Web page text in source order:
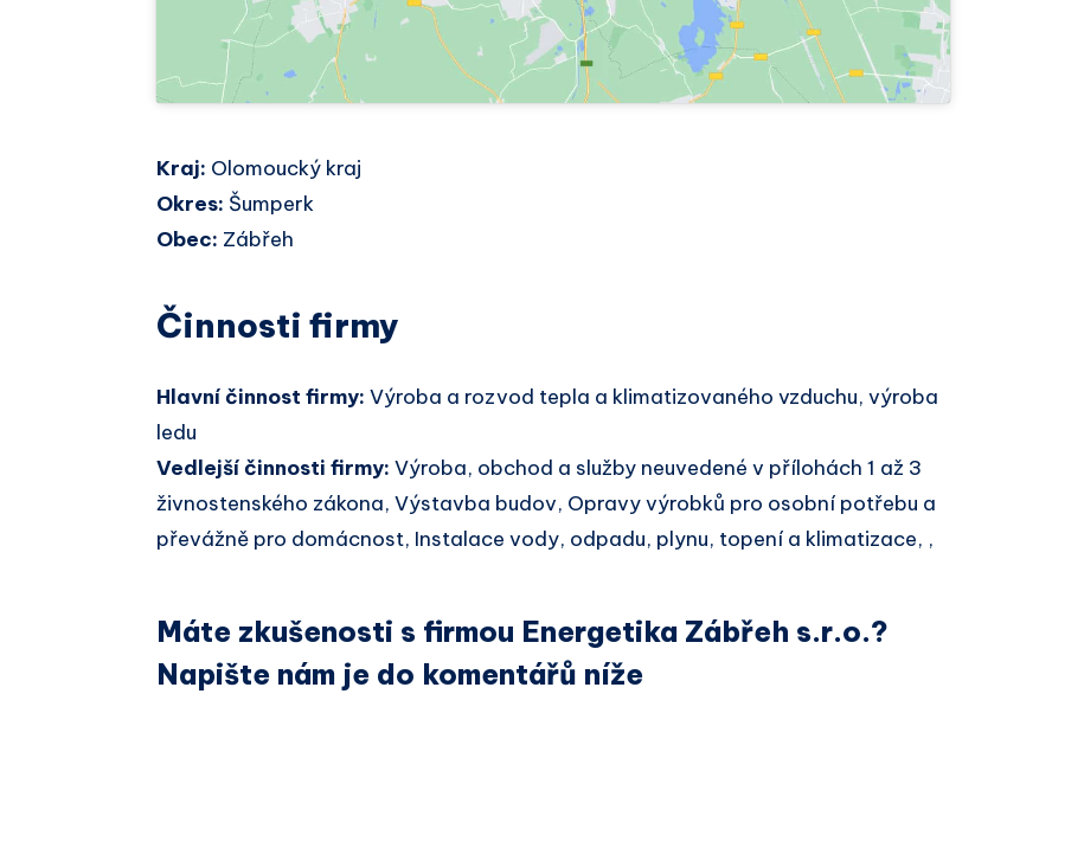
Kraj: Olomoucký kraj
Okres: Šumperk
Obec: Zábřeh
Činnosti firmy
Hlavní činnost firmy: Výroba a rozvod tepla a klimatizovaného vzduchu, výroba
ledu
Vedlejší činnosti firmy: Výroba, obchod a služby neuvedené v přílohách 1 až 3
živnostenského zákona, Výstavba budov, Opravy výrobků pro osobní potřebu a
převážně pro domácnost, Instalace vody, odpadu, plynu, topení a klimatizace, ,
Máte zkušenosti s firmou Energetika Zábřeh s.r.o.?
Napište nám je do komentářů níže